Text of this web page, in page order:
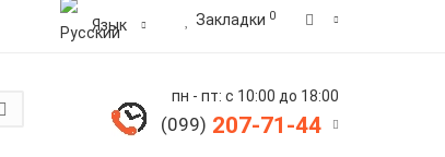
Язык Закладки 0
пн - пт: с 10:00 до 18:00
(099) 207-71-44